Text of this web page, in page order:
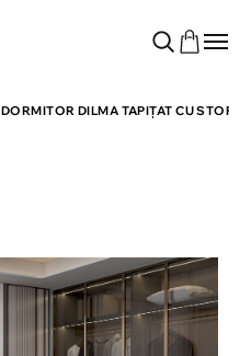
DORMITOR DILMA TAPIȚAT CU